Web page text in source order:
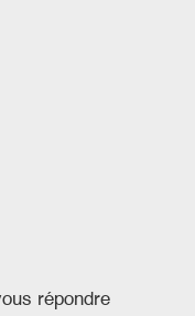
répondre